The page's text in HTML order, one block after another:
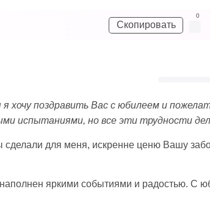
Скопировать
0
я хочу поздравить Вас с юбилеем и
испытаниями, но все эти трудности
сделали для меня, искренне ценю Вашу
наполнен яркими событиями и радостью. С